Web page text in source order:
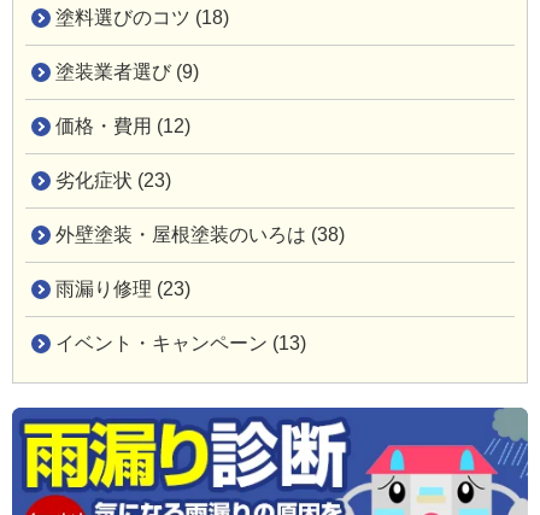
塗料選びのコツ (18)
塗装業者選び (9)
価格・費用 (12)
劣化症状 (23)
外壁塗装・屋根塗装のいろは (38)
雨漏り修理 (23)
イベント・キャンペーン (13)